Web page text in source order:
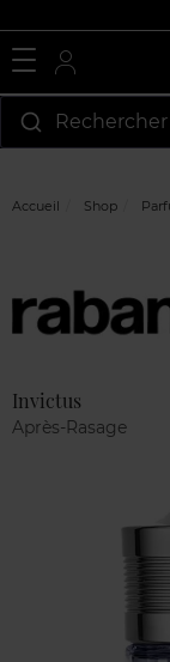
Accueil Shop
Invictus
Après-Rasage